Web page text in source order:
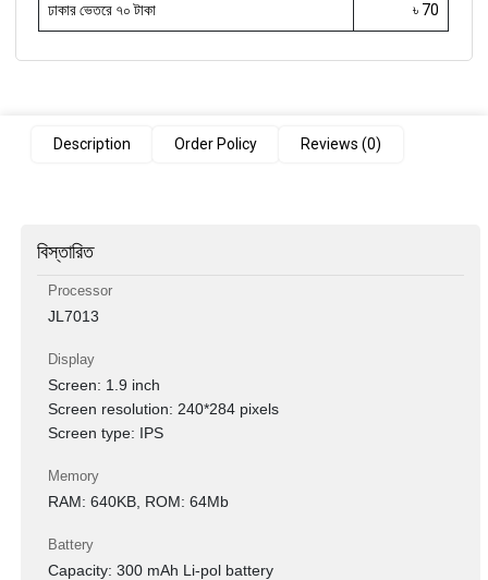
ঢাকার ভেতরে ৭০ টাকা ৳ 70
Description Order Policy Reviews (0)
বিস্তারিত
Processor
JL7013
Display
Screen: 1.9 inch
Screen resolution: 240*284 pixels
Screen type: IPS
Memory
RAM: 640KB, ROM: 64Mb
Battery
Capacity: 300 mAh Li-pol battery